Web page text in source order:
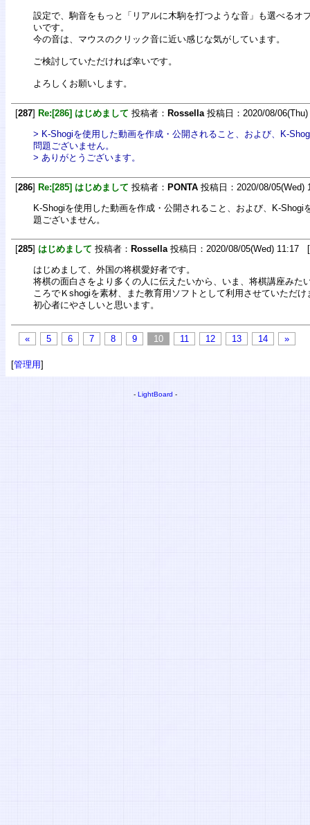
設定で、駒音をもっと「リアルに木駒を打つような音」も選べるオ
いです。
今の音は、マウスのクリック音に近い感じな気がしています。
ご検討していただければ幸いです。
よろしくお願いします。
[287] Re:[286] はじめまして 投稿者： Rossella投稿日：2020/08/
> K-Shogiを使用した動画を作成・公開されること、および、K-
問題ございません。
> ありがとうございます。
[286] Re:[285] はじめまして 投稿者： PONTA 投稿日：2020/08/
K-Shogiを使用した動画を作成・公開されること、および、K-Shogi
題ございません。
[285] はじめまして 投稿者： Rossella投稿日：2020/08/05(Wed) 11:17 [
はじめまして、外国の将棋愛好者です。
将棋の面白さをより多くの人に伝えたいから、いま、将棋講座みた
ころでＫshogiを素材、また教育用ソフトとして利用させていただ
初心者にやさしいと思います。
« 5 6 7 8 9 10 11 12 13 14 »
[管理用]
- LightBoard -